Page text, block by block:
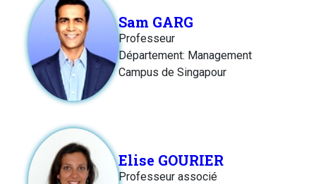
Sam GARG
Professeur
Département: Management
Campus de Singapour
Elise GOURIER
Professeur associé